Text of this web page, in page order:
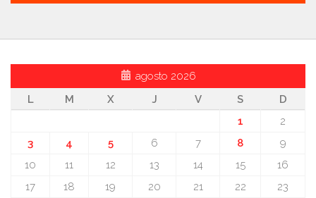
agosto 2026
L
M X J V S
D
1
2
3
4 5 6 7 8
9
10
11 12 13 14 15
16
17
18 19 20 21 22
23